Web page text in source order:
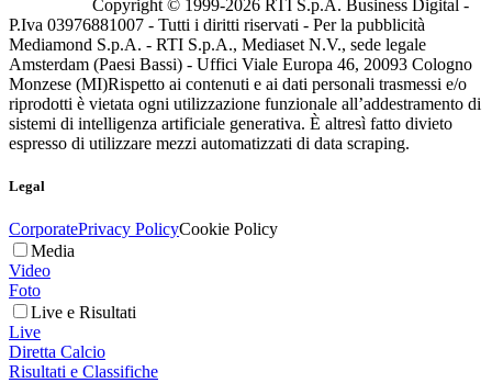
Copyright © 1999-2026 RTI S.p.A. Business Digital -
P.Iva 03976881007 - Tutti i diritti riservati - Per la pubblicità
Mediamond S.p.A. - RTI S.p.A., Mediaset N.V., sede legale
Amsterdam (Paesi Bassi) - Uffici Viale Europa 46, 20093 Cologno
Monzese (MI)Rispetto ai contenuti e ai dati personali trasmessi e/o
riprodotti è vietata ogni utilizzazione funzionale all’addestramento di
sistemi di intelligenza artificiale generativa. È altresì fatto divieto
espresso di utilizzare mezzi automatizzati di data scraping.
Legal
CorporatePrivacy PolicyCookie Policy
Media
Video
Foto
Live e Risultati
Live
Diretta Calcio
Risultati e Classifiche